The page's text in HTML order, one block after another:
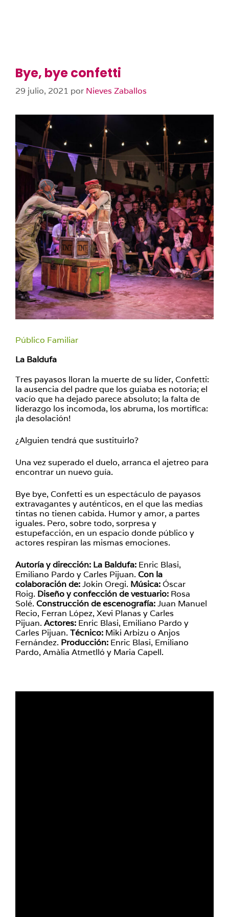
Bye, bye confetti
29 julio, 2021 por Nieves Zaballos
Público Familiar
La Baldufa
Tres payasos lloran la muerte de su líder, Confetti:
la ausencia del padre que los guiaba es notoria; el
vacío que ha dejado parece absoluto; la falta de
liderazgo los incomoda, los abruma, los mortifica:
¡la desolación!
¿Alguien tendrá que sustituirlo?
Una vez superado el duelo, arranca el ajetreo para
encontrar un nuevo guía.
Bye bye, Confetti es un espectáculo de payasos
extravagantes y auténticos, en el que las medias
tintas no tienen cabida. Humor y amor, a partes
iguales. Pero, sobre todo, sorpresa y
estupefacción, en un espacio donde público y
actores respiran las mismas emociones.
Autoría y dirección: La Baldufa: Enric Blasi,
Emiliano Pardo y Carles Pijuan. Con la
colaboración de:Jokin Oregi. Música:Óscar
Roig. Diseño y confección de vestuario: Rosa
Solé. Construcción de escenografía:Juan Manuel
Recio, Ferran López, Xevi Planas y Carles
Pijuan. Actores: Enric Blasi, Emiliano Pardo y
Carles Pijuan. Técnico: Miki Arbizu o Anjos
Fernández. Producción: Enric Blasi, Emiliano
Pardo, Amàlia Atmetlló y Maria Capell.